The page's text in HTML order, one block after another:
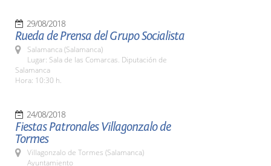
29/08/2018
Rueda de Prensa del Grupo Socialista
Salamanca (Salamanca)
Lugar: Sala de las Comarcas. Diputación de
Salamanca
Hora: 10:30 h.
24/08/2018
Fiestas Patronales Villagonzalo de
Tormes
Villagonzalo de Tormes (Salamanca)
Ayuntamiento